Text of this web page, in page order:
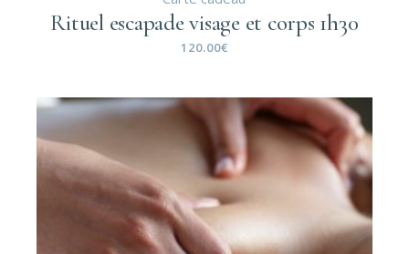
Rituel escapade visage et corps 1h30
120.00€